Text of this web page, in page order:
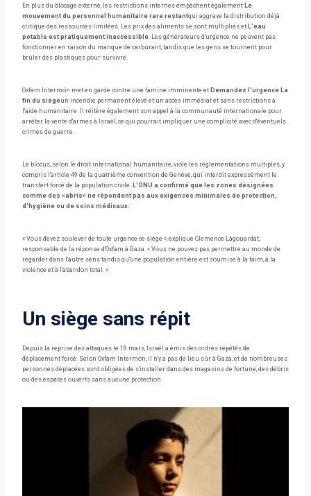
En plus du blocage externe, les restrictions internes empêchent également Le
mouvement du personnel humanitaire rare restantqui aggrave la distribution déjà
critique des ressources limitées. Les prix des aliments se sont multipliés et L'eau
potable est pratiquement inaccessible. Les générateurs d'urgence ne peuvent pas
fonctionner en raison du manque de carburant, tandis que les gens se tournent pour
brûler des plastiques pour survivre.
Oxfam Intermón met en garde contre une famine imminente et Demandez l'urgence La
fin du siègeun incendie permanent élevé et un accès immédiat et sans restrictions à
l'aide humanitaire. Il réitère également son appel à la communauté internationale pour
arrêter la vente d'armes à Israël, ce qui pourrait impliquer une complicité avec d'éventuels
crimes de guerre.
Le blocus, selon le droit international humanitaire, viole les réglementations multiples, y
compris l'article 49 de la quatrième convention de Genève, qui interdit expressément le
transfert forcé de la population civile. L'ONU a confirmé que les zones désignées
comme des «abris» ne répondent pas aux exigences minimales de protection,
d'hygiène ou de soins médicaux.
« Vous devez soulever de toute urgence ce siège », explique Clemence Lagouardat,
responsable de la réponse d'Oxfam à Gaza. « Vous ne pouvez pas permettre au monde de
regarder dans l'autre sens tandis qu'une population entière est soumise à la faim, à la
violence et à l'abandon total. »
Un siège sans répit
Depuis la reprise des attaques le 18 mars, Israël a émis des ordres répétés de
déplacement forcé. Selon Oxfam Intermón, il n'y a pas de lieu sûr à Gaza, et de nombreuses
personnes déplacées sont obligées de s'installer dans des magasins de fortune, des débris
ou des espaces ouverts sans aucune protection.